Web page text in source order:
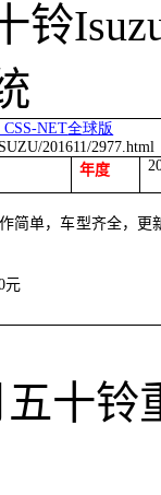
铃
NET全球版
201611/2977.html
年度
简单，车型齐全，更
元
五十铃